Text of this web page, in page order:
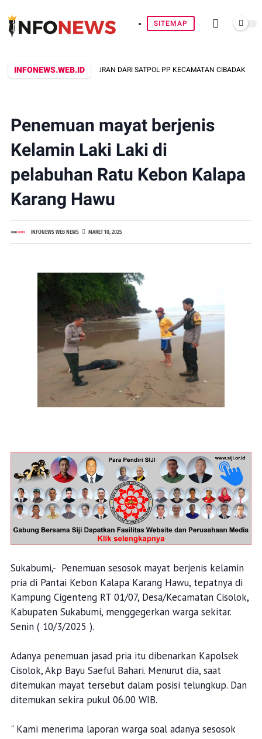
SITEMAP
INFONEWS.WEB.ID
MENGABAIKAN TEGURAN DARI SATPOL PP KECAMATAN CIBADAK
Penemuan mayat berjenis
Kelamin Laki Laki di
pelabuhan Ratu Kebon Kalapa
Karang Hawu
INFONEWS WEB NEWS MARET 10, 2025
Sukabumi,- Penemuan sesosok mayat berjenis kelamin
pria di Pantai Kebon Kalapa Karang Hawu, tepatnya di
Kampung Cigenteng RT 01/07, Desa/Kecamatan Cisolok,
Kabupaten Sukabumi, menggegerkan warga sekitar.
Senin ( 10/3/2025 ).
Adanya penemuan jasad pria itu dibenarkan Kapolsek
Cisolok, Akp Bayu Saeful Bahari. Menurut dia, saat
ditemukan mayat tersebut dalam posisi telungkup. Dan
ditemukan sekira pukul 06.00 WIB.
" Kami menerima laporan warga soal adanya sesosok